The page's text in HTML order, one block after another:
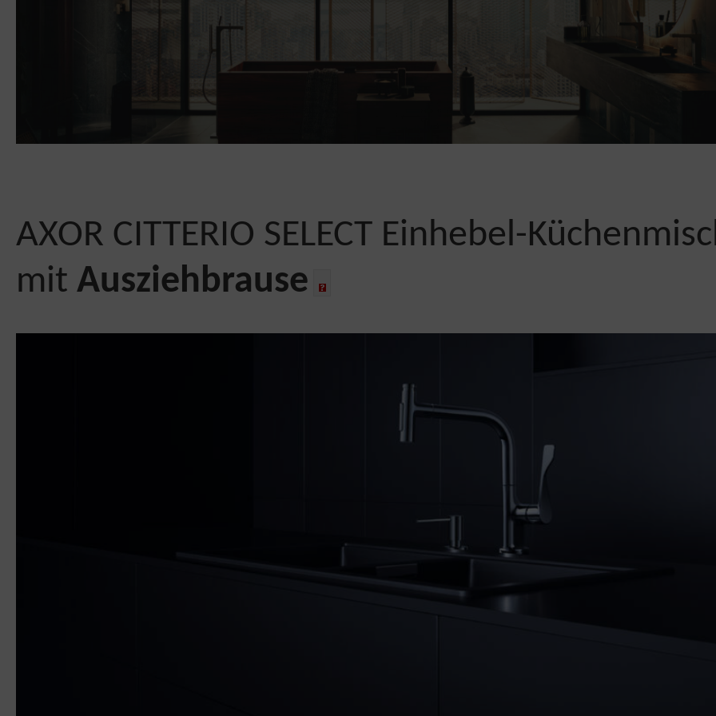
AXOR CITTERIO SELECT Einhebel-
mit Ausziehbrause